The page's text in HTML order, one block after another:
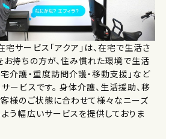
)
サービス「アクア」は、在宅で生活さ
お持ちの方が、住み慣れた環境で生活
介護・重度訪問介護・移動支援」など
ービスです。 身体介護、生活援助、移
客様のご状態に合わせて様々なニーズ
う幅広いサービスを提供しておりま